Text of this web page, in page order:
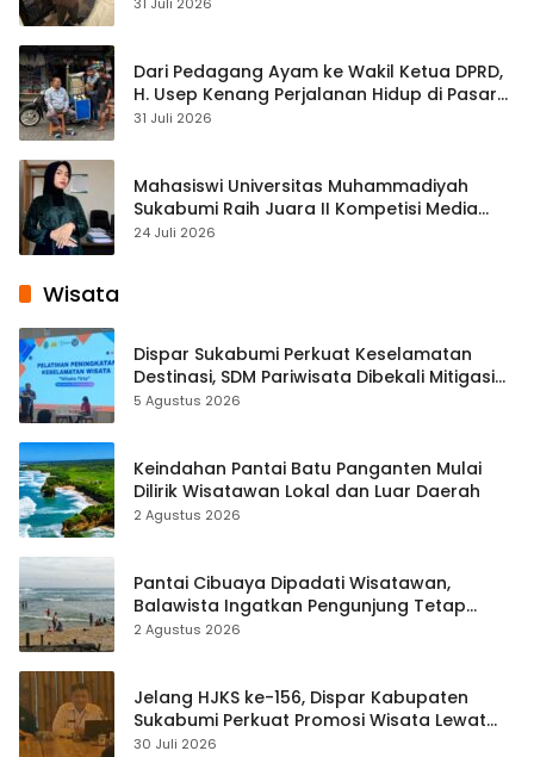
Dari Pedagang Ayam ke Wakil Ketua DPRD,
H. Usep Kenang Perjalanan Hidup di Pasar
Cisaat
31 Juli 2026
Mahasiswi Universitas Muhammadiyah
Sukabumi Raih Juara II Kompetisi Media
Pembelajaran Digital Tingkat Internasional
24 Juli 2026
Wisata
Dispar Sukabumi Perkuat Keselamatan
Destinasi, SDM Pariwisata Dibekali Mitigasi
hingga Teknik Evakuasi
5 Agustus 2026
Keindahan Pantai Batu Panganten Mulai
Dilirik Wisatawan Lokal dan Luar Daerah
2 Agustus 2026
Pantai Cibuaya Dipadati Wisatawan,
Balawista Ingatkan Pengunjung Tetap
Waspada
2 Agustus 2026
Jelang HJKS ke-156, Dispar Kabupaten
Sukabumi Perkuat Promosi Wisata Lewat
Publikasi Digital
30 Juli 2026